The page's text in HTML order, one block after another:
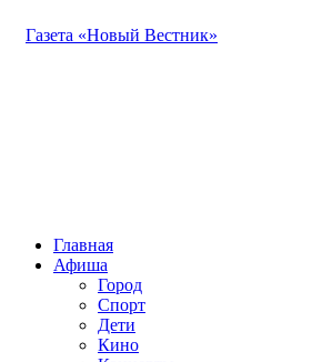
Газета «Новый Вестник»
Главная
Афиша
Город
Спорт
Дети
Кино